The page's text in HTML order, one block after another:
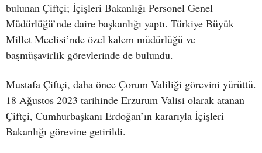
bulunan Çiftçi; İçişleri Bakanlığı Personel Genel
Müdürlüğü’nde daire başkanlığı yaptı. Türkiye Büyük
Millet Meclisi’nde özel kalem müdürlüğü ve
başmüşavirlik görevlerinde de bulundu.
Mustafa Çiftçi, daha önce Çorum Valiliği görevini yürüttü.
18 Ağustos 2023 tarihinde Erzurum Valisi olarak atanan
Çiftçi, Cumhurbaşkanı Erdoğan’ın kararıyla İçişleri
Bakanlığı görevine getirildi.